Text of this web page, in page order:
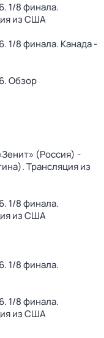
1/8 финала.
из США
1/8 финала. Канада -
Обзор
(Россия) -
Трансляция из
1/8 финала.
из США
1/8 финала.
1/8 финала.
из США